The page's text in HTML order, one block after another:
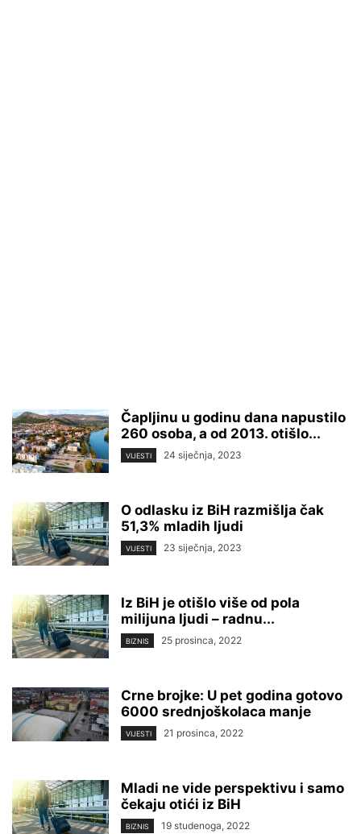
Čapljinu u godinu dana napustilo
260 osoba, a od 2013. otišlo...
VIJESTI 24 siječnja, 2023
O odlasku iz BiH razmišlja čak
51,3% mladih ljudi
VIJESTI 23 siječnja, 2023
Iz BiH je otišlo više od pola
milijuna ljudi – radnu...
BIZNIS 25 prosinca, 2022
Crne brojke: U pet godina gotovo
6000 srednjoškolaca manje
VIJESTI 21 prosinca, 2022
Mladi ne vide perspektivu i samo
čekaju otići iz BiH
BIZNIS 19 studenoga, 2022